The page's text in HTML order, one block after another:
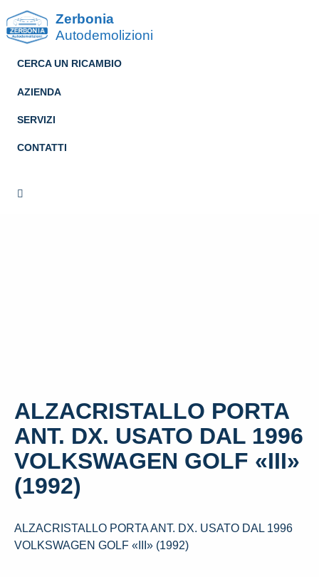
Zerbonia
Autodemolizioni
CERCA UN RICAMBIO
AZIENDA
SERVIZI
CONTATTI
ALZACRISTALLO PORTA
ANT. DX. USATO DAL 1996
VOLKSWAGEN GOLF «III»
(1992)
ALZACRISTALLO PORTA ANT. DX. USATO DAL 1996
VOLKSWAGEN GOLF «III» (1992)